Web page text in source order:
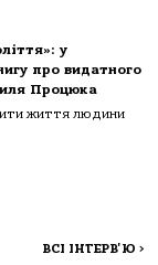
у
про видатного
Процюка
життя людини
ВСІ ІНТЕРВ'Ю >